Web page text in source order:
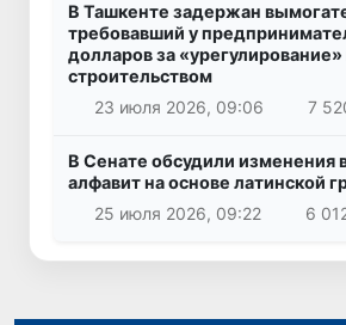
В Ташкенте задержан
требовавший у
долларов за
строительством
23 июля 2026, 09:06
7
В Сенате обсудили изменения
алфавит на основе латинской
25 июля 2026, 09:22
6